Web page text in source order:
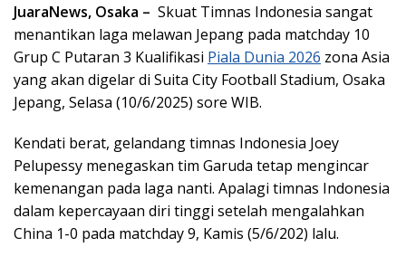
JuaraNews, Osaka – Skuat Timnas Indonesia sangat
menantikan laga melawan Jepang pada matchday 10
Grup C Putaran 3 Kualifikasi Piala Dunia 2026 zona Asia
yang akan digelar di Suita City Football Stadium, Osaka
Jepang, Selasa (10/6/2025) sore WIB.
Kendati berat, gelandang timnas Indonesia Joey
Pelupessy menegaskan tim Garuda tetap mengincar
kemenangan pada laga nanti. Apalagi timnas Indonesia
dalam kepercayaan diri tinggi setelah mengalahkan
China 1-0 pada matchday 9, Kamis (5/6/202) lalu.